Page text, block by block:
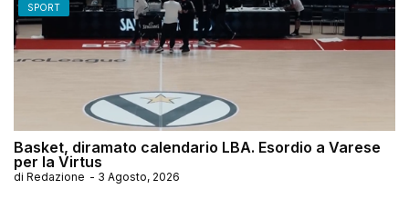
SPORT
Basket, diramato calendario LBA. Esordio a Varese
per la Virtus
di Redazione - 3 Agosto, 2026